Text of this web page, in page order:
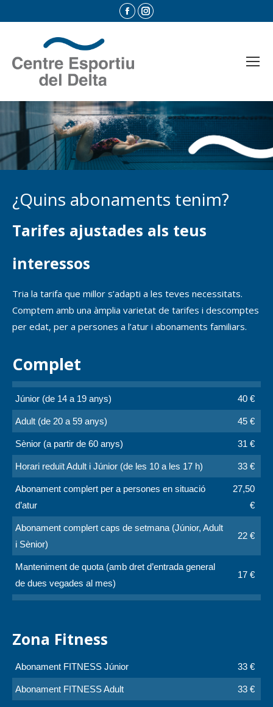
Facebook
in
Instagram
¿Quins abonaments tenim?
Tarifes ajustades als teus
interessos
Tria la tarifa que millor s’adapti a les teves necessitats.
Comptem amb una àmplia varietat de tarifes i descomptes
per edat, per a persones a l’atur i abonaments familiars.
Complet
Júnior (de 14 a 19 anys) 40 €
Adult (de 20 a 59 anys) 45 €
Sènior (a partir de 60 anys) 31 €
Horari reduït Adult i Júnior (de les 10 a les 17 h) 33 €
Abonament complert per a persones en situació
d’atur
27,50
€
Abonament complert caps de setmana (Júnior, Adult
i Sènior)
22 €
Manteniment de quota (amb dret d’entrada general
de dues vegades al mes)
17 €
Zona Fitness
Abonament FITNESS Júnior 33 €
Abonament FITNESS Adult 33 €